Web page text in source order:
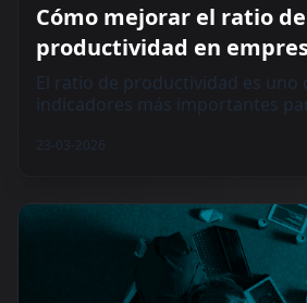
Cómo mejorar el ratio de
productividad en
alquiler y crecer con
El ratio de productividad es uno
indicadores más importantes
23-03-2026